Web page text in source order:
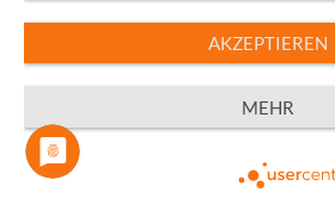
AKZEPTIEREN
MEHR